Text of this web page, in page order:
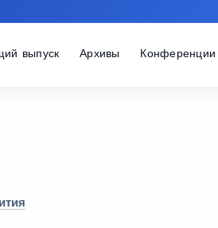
выпуск Архивы Конференции